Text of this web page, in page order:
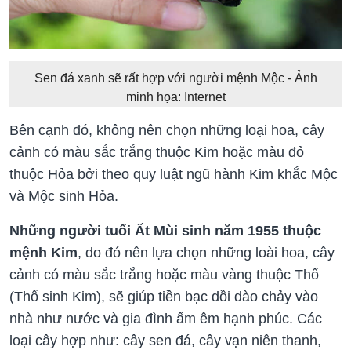
Sen đá xanh sẽ rất hợp với người mệnh Mộc - Ảnh
minh họa: Internet
Bên cạnh đó, không nên chọn những loại hoa, cây
cảnh có màu sắc trắng thuộc Kim hoặc màu đỏ
thuộc Hỏa bởi theo quy luật ngũ hành Kim khắc Mộc
và Mộc sinh Hỏa.
Những người tuổi Ất Mùi sinh năm 1955 thuộc
mệnh Kim, do đó nên lựa chọn những loài hoa, cây
cảnh có màu sắc trắng hoặc màu vàng thuộc Thổ
(Thổ sinh Kim), sẽ giúp tiền bạc dồi dào chảy vào
nhà như nước và gia đình ấm êm hạnh phúc. Các
loại cây hợp như: cây sen đá, cây vạn niên thanh,